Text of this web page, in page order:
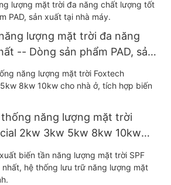
lượng mặt trời đa năng
-- Dòng sản phẩm PAD, sản
năng lượng mặt trời
2kw 3kw 5kw 8kw 10kw
biến tần Growatt nối lưới.